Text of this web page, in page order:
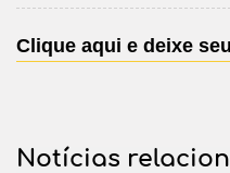
Clique aqui e deixe
Notícias